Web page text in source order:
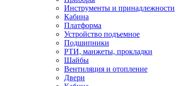
Инструменты и принадлежности
Кабина
Платформа
Устройство подъемное
Подшипники
РТИ, манжеты, прокладки
Шайбы
Вентиляция и отопление
Двери